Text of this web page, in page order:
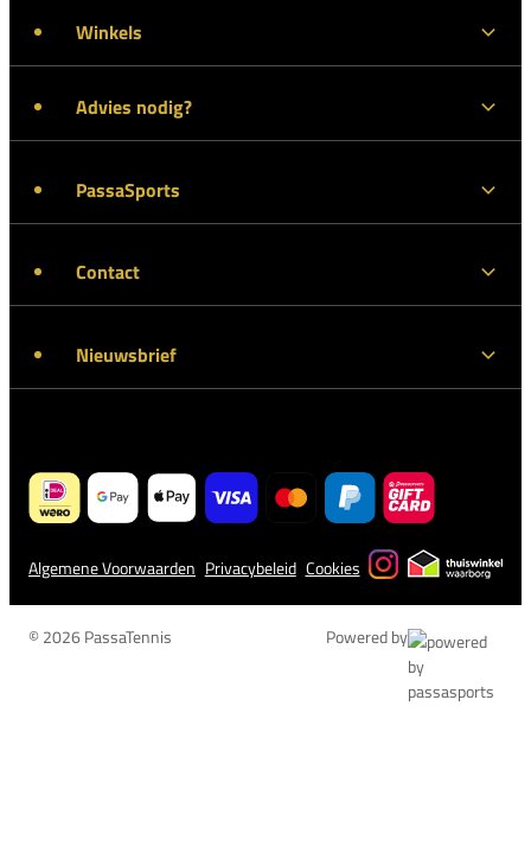
Winkels
Advies nodig?
PassaSports
Contact
Nieuwsbrief
Algemene Voorwaarden Privacybeleid Cookies
© 2026 PassaTennis Powered by